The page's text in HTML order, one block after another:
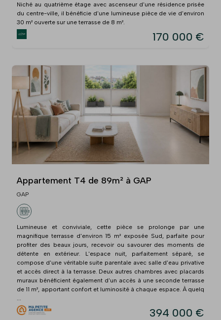
Niché au quatrième étage avec ascenseur d'une résidence prisée
du centre-ville, il bénéficie d'une lumineuse pièce de vie d'environ
30 m² ouverte sur une terrasse de 8 m².
170 000 €
Appartement T4 de 89m² à GAP
GAP
Lumineuse et conviviale, cette pièce se prolonge par une
magnifique terrasse d'environ 15 m² exposée Sud, parfaite pour
profiter des beaux jours, recevoir ou savourer des moments de
détente en extérieur. L'espace nuit, parfaitement séparé, se
compose d'une véritable suite parentale avec salle d'eau privative
et accès direct à la terrasse. Deux autres chambres avec placards
muraux bénéficient également d'un accès à une seconde terrasse
de 11 m², apportant confort et luminosité à chaque espace. À quelq
394 000 €